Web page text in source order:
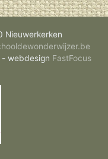
Nieuwerkerken
webdesign FastFocus